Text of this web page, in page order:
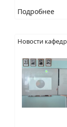
Подробнее
Новости